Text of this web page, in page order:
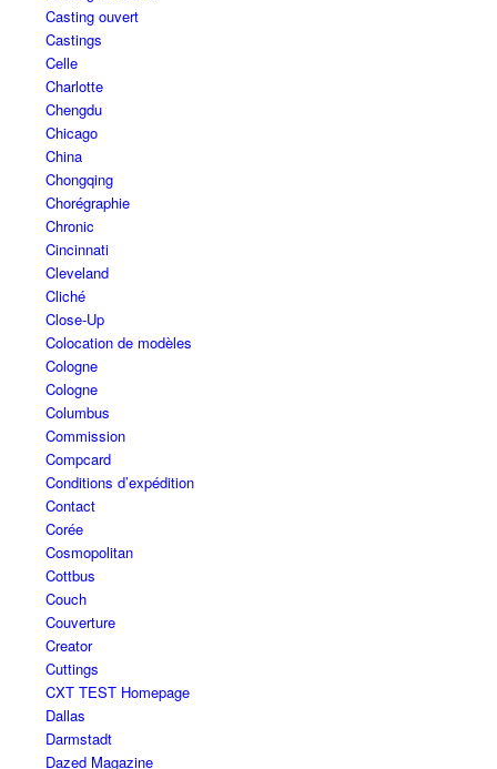
Casting ouvert
Castings
Celle
Charlotte
Chengdu
Chicago
China
Chongqing
Chorégraphie
Chronic
Cincinnati
Cleveland
Cliché
Close-Up
Colocation de modèles
Cologne
Cologne
Columbus
Commission
Compcard
Conditions d’expédition
Contact
Corée
Cosmopolitan
Cottbus
Couch
Couverture
Creator
Cuttings
CXT TEST Homepage
Dallas
Darmstadt
Dazed Magazine